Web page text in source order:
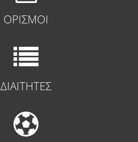
ΟΡΙΣΜΟΙ
ΔΙΑΙΤΗΤΕΣ